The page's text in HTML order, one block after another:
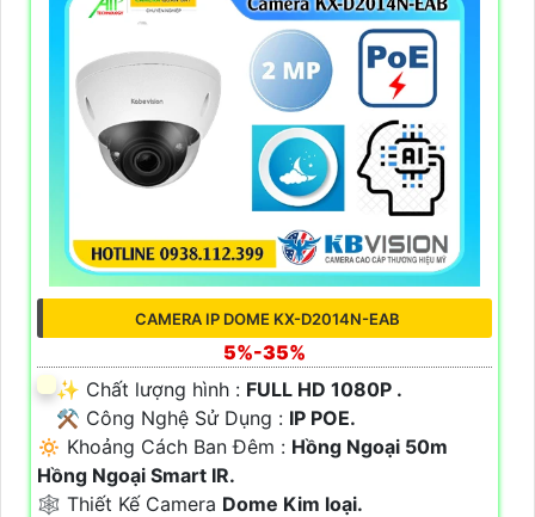
CAMERA IP DOME KX-D2014N-EAB
5%-35%
✨ Chất lượng hình : FULL HD 1080P .
⚒ Công Nghệ Sử Dụng : IP POE.
🔅 Khoảng Cách Ban Đêm : Hồng Ngoại 50m
Hồng Ngoại Smart IR.
🕸️ Thiết Kế Camera Dome Kim loại.